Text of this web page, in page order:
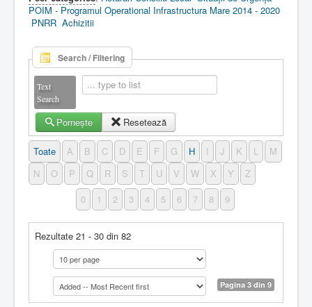
POIM - Programul Operational Infrastructura Mare 2014 - 2020
PNRR Achizitii
Search / Filtering
Text
Search
Pornește Resetează
Toate A B C D E F G H I J K L
M
N
O P Q R S T U V W X Y
Z
0
1 2 3 4 5 6 7 8 9
Rezultate 21 - 30 din 82
Pagina 3 din 9